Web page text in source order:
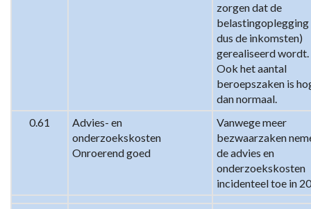
zorgen dat de
belastingoplegging
dus de inkomsten)
gerealiseerd wordt.
Ook het aantal
beroepszaken is
dan normaal.
0.61
Advies- en
onderzoekskosten
Onroerend goed
Vanwege meer
bezwaarzaken
de advies en
onderzoekskosten
incidenteel toe in